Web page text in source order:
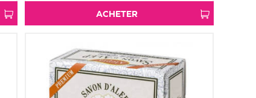
ACHETER